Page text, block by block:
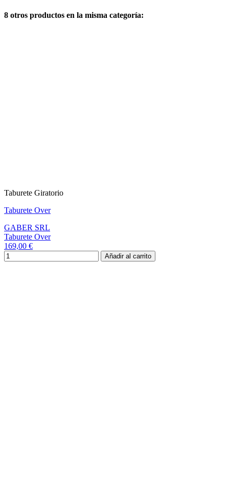
8 otros productos en la misma categoría:
Taburete Giratorio
Taburete Over
GABER SRL
Taburete Over
169,00 €
Añadir al carrito